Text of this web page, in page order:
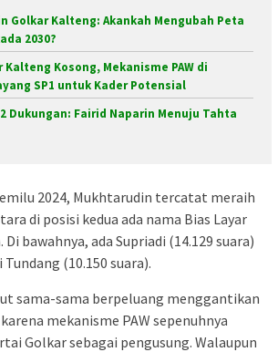
Golkar Kalteng: Akankah Mengubah Peta
2030?
Kalteng Kosong, Mekanisme PAW di
SP1 untuk Kader Potensial
Dukungan: Fairid Naparin Menuju Tahta
2024, Mukhtarudin tercatat meraih
di posisi kedua ada nama Bias Layar
Di bawahnya, ada Supriadi (14.129 suara)
(10.150 suara).
sama-sama berpeluang menggantikan
mekanisme PAW sepenuhnya
Golkar sebagai pengusung. Walaupun